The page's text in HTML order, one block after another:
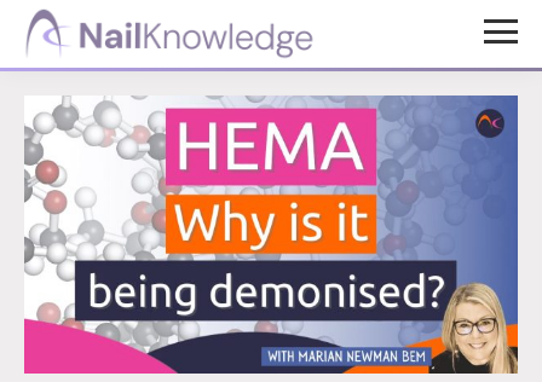
Saltar
principal
Saltar
de
página
Conocimientos
uñas